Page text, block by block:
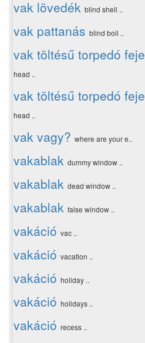
vak lövedék blind shell ..
vak pattanás blind boil ..
vak töltésű torpedó feje
head ..
vak töltésű torpedó feje
head ..
vak vagy? where are your e..
vakablak dummy window ..
vakablak dead window ..
vakablak false window ..
vakáció vac ..
vakáció vacation ..
vakáció holiday ..
vakáció holidays ..
vakáció recess ..